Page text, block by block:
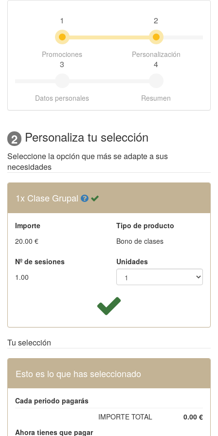
1
Promociones
2
Personalización
3
Datos personales
4
Resumen
2 Personaliza tu selección
Seleccione la opción que más se adapte a sus
necesidades
1x Clase Grupal
Importe
20.00 €
Tipo de producto
Bono de clases
Nº de sesiones
1.00
Unidades
Tu selección
Esto es lo que has seleccionado
Cada periodo pagarás
IMPORTE TOTAL
0.00 €
Ahora tienes que pagar